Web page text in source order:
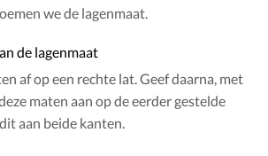
we de lagenmaat.
de lagenmaat
af op een rechte lat. Geef daarna, met
maten aan op de eerder gestelde
aan beide kanten.